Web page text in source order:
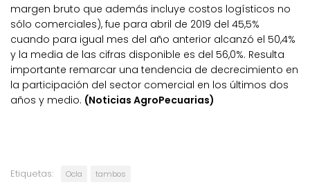
margen bruto que además incluye costos logísticos no
sólo comerciales), fue para abril de 2019 del 45,5%
cuando para igual mes del año anterior alcanzó el 50,4%
y la media de las cifras disponible es del 56,0%. Resulta
importante remarcar una tendencia de decrecimiento en
la participación del sector comercial en los últimos dos
años y medio. (Noticias AgroPecuarias)
Etiquetas: Ocla tambos